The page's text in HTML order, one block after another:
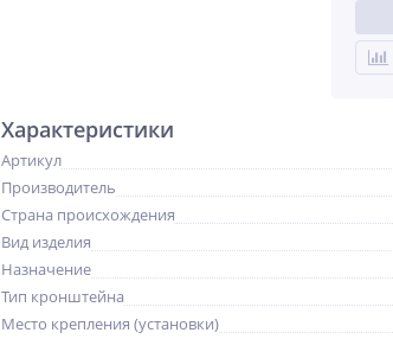
Характеристики
Артикул
Производитель
Страна происхождения
Вид изделия
Назначение
Тип кронштейна
Место крепления (установки)